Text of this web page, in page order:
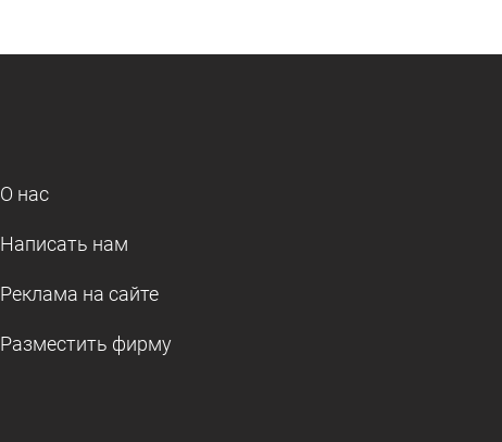
О нас
Написать нам
Реклама на сайте
Разместить фирму